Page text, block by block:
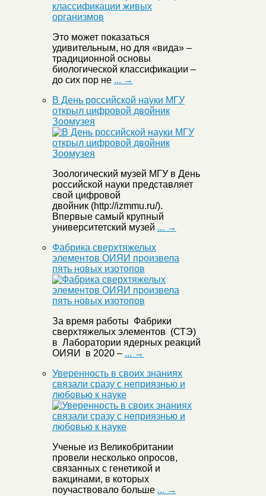
Это может показаться
удивительным, но для «вида» –
традиционной основы
биологической классификации –
до сих пор не ... →
В День российской науки МГУ
открыл цифровой двойник
Зоомузея
Зоологический музей МГУ в День
российской науки представляет
свой цифровой
двойник (http://izmmu.ru/).
Впервые самый крупный
университетский музей ... →
Фабрика сверхтяжелых
элементов ОИЯИ произвела
пять новых изотопов
За время работы Фабрики
сверхтяжелых элементов (СТЭ)
в Лаборатории ядерных реакций
ОИЯИ в 2020 – ... →
Уверенность в своих знаниях
связали сразу с неприязнью и
любовью к науке
Ученые из Великобритании
провели несколько опросов,
связанных с генетикой и
вакцинами, в которых
поучаствовало больше ... →